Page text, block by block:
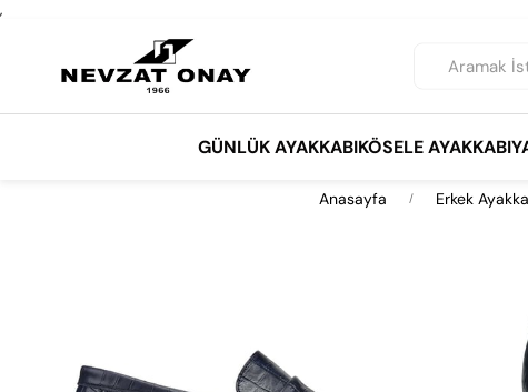
,
GÜNLÜK AYAKKABIKÖSELE AYAKKABI
Anasayfa Erkek